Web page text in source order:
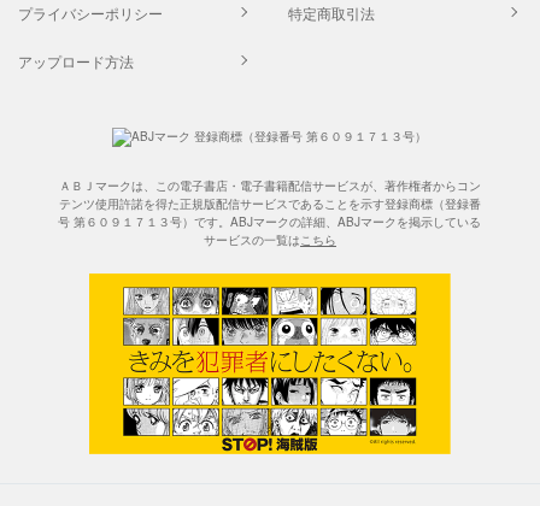
プライバシーポリシー 特定商取引法
アップロード方法
ＡＢＪマークは、この電子書店・電子書籍配信サービスが、著作権者からコン
テンツ使用許諾を得た正規版配信サービスであることを示す登録商標（登録番
号 第６０９１７１３号）です。ABJマークの詳細、ABJマークを掲示している
サービスの一覧はこちら